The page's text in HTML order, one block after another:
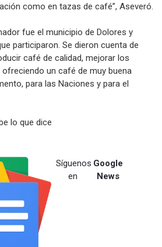
como en tazas de café”, Aseveró.
fue el municipio de Dolores y
participaron. Se dieron cuenta de
café de calidad, mejorar los
un café de muy buena
para las Naciones y para el
lo que dice
Síguenos
en
Google
News